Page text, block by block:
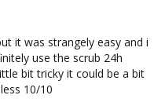
it was strangely easy and i
use the scrub 24h
bit tricky it could be a bit
10/10